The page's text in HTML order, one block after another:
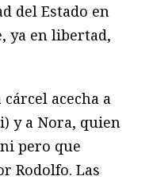
del Estado en
ya en libertad,
acecha a
y a Nora, quien
pero que
Rodolfo. Las